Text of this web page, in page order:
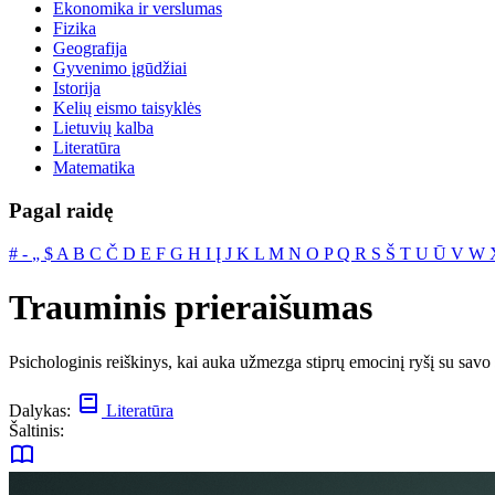
Ekonomika ir verslumas
Fizika
Geografija
Gyvenimo įgūdžiai
Istorija
Kelių eismo taisyklės
Lietuvių kalba
Literatūra
Matematika
Pagal raidę
# ‐ „ $ A B C Č D E F G H I Į J K L M N O PQ R S Š T U Ū V W
Trauminis prieraišumas
Psichologinis reiškinys, kai auka užmezga stiprų emocinį ryšį su
Dalykas:
Literatūra
Šaltinis: